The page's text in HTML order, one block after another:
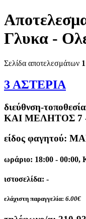
Γλυκα -
Σελίδα αποτελεσμάτων 1
3 ΑΣΤΕΡΙΑ
διεύθνση-
ΚΑΙ ΜΕΛΗΤΟΣ
είδος φαγητού:
ωράριο: 18:00 - 00:00,
ιστοσελίδα: -
ελάχιστη παραγγελία: 6.00€